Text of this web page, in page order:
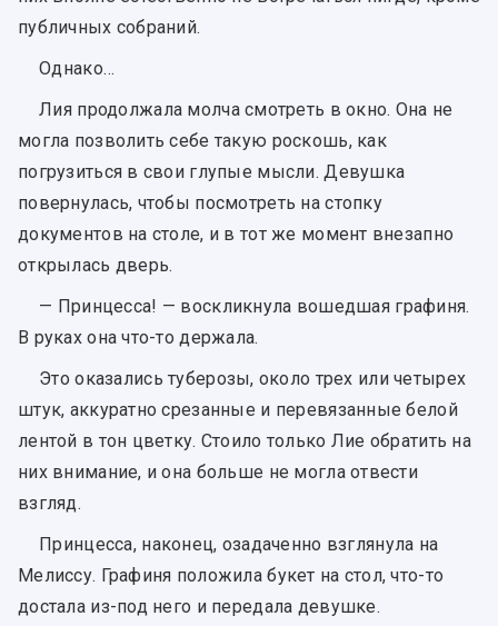
публичных собраний.
Однако…
Лия продолжала молча смотреть в окно. Она не
могла позволить себе такую роскошь, как
погрузиться в свои глупые мысли. Девушка
повернулась, чтобы посмотреть на стопку
документов на столе, и в тот же момент внезапно
открылась дверь.
— Принцесса! — воскликнула вошедшая графиня.
В руках она что-то держала.
Это оказались туберозы, около трех или четырех
штук, аккуратно срезанные и перевязанные белой
лентой в тон цветку. Стоило только Лие обратить на
них внимание, и она больше не могла отвести
взгляд.
Принцесса, наконец, озадаченно взглянула на
Мелиссу. Графиня положила букет на стол, что-то
достала из-под него и передала девушке.